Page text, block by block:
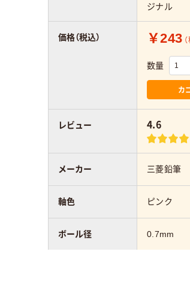
ジナル
￥243
数量
カ
4.6
三菱鉛筆
ピンク
0.7mm
価格（税込）
レビュー
メーカー
軸色
ボール径